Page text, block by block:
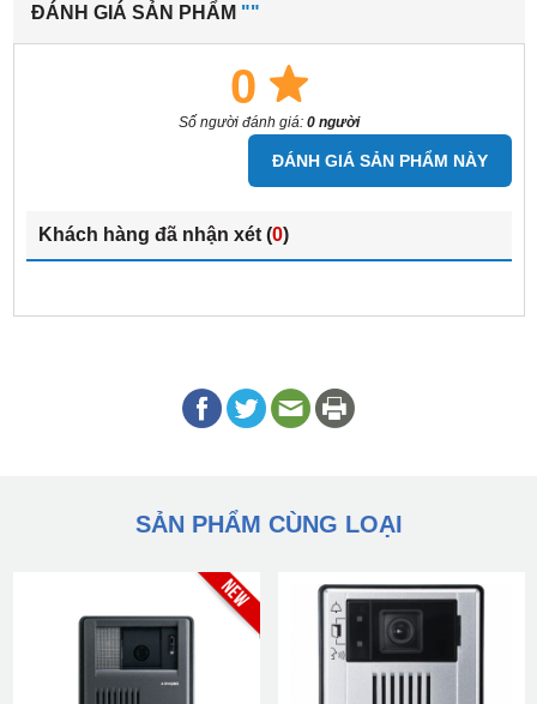
ĐÁNH GIÁ SẢN PHẨM ""
0
Số người đánh giá: 0 người
ĐÁNH GIÁ SẢN PHẨM NÀY
Khách hàng đã nhận xét (0)
SẢN PHẨM CÙNG LOẠI